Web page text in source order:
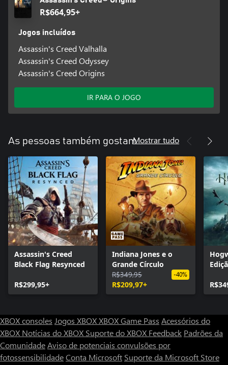
R$664,95+
Jogos incluídos
Assassin's Creed Valhalla
Assassin's Creed Odyssey
Assassin's Creed Origins
IR PARA O JOGO
As pessoas também gostamMostrar tudo
Assassin's Creed
Black Flag Resynced
R$299,95+
Indiana Jones e o
Grande Círculo
R$349,95
R$209,97+
-40%
XBOX consoles Jogos XBOXXBOX Game Pass Acessórios do
XBOX Notícias do XBOX Suporte do XBOX Feedback Padrões da
ComunidadeAviso de potenciais convulsões por
fotossensibilidadeConta Microsoft Suporte da Microsoft Store